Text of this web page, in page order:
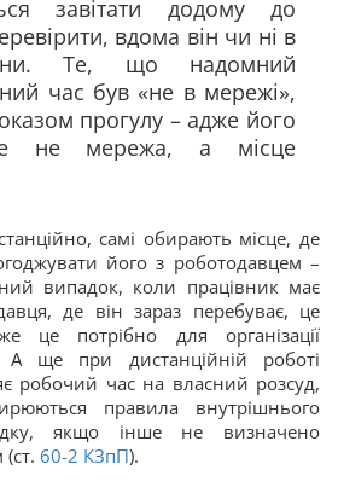
завітати додому до
вдома він чи ні в
Те, що надомний
час був «не в мережі»,
прогулу – адже його
не мережа, а місце
самі обирають місце, де
його з роботодавцем –
випадок, коли працівник має
де він зараз перебуває, це
це потрібно для організації
А ще при дистанційній роботі
робочий час на власний розсуд,
правила внутрішнього
якщо інше не визначено
60-2 КЗпП).